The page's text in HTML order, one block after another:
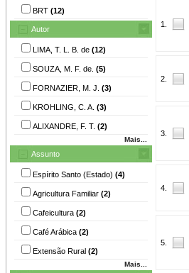
BRT (12)
Autor
LIMA, T. L. B. de (12)
SOUZA, M. F. de. (5)
FORNAZIER, M. J. (3)
KROHLING, C. A. (3)
ALIXANDRE, F. T. (2)
Mais...
Assunto
Espírito Santo (Estado) (4)
Agricultura Familiar (2)
Cafeicultura (2)
Café Arábica (2)
Extensão Rural (2)
Mais...
1.
2.
3.
4.
5.